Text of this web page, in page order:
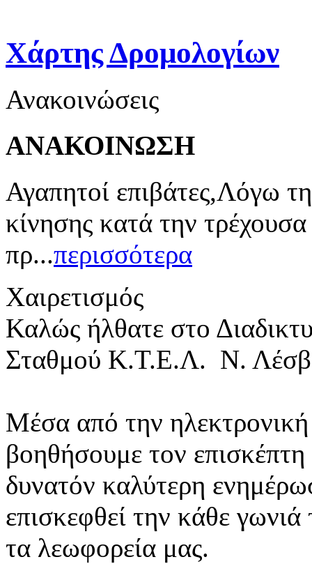
Χάρτης Δρομολογίων
Ανακοινώσεις
ΑΝΑΚΟΙΝΩΣΗ
Αγαπητοί επιβάτες,Λόγω
κίνησης κατά την
πρ...περισσότερα
Χαιρετισμός
Καλώς ήλθατε στο
Σταθμού Κ.Τ.Ε.Λ. Ν.
Μέσα από την ηλεκτρονική
βοηθήσουμε τον
δυνατόν καλύτερη
επισκεφθεί την κάθε
τα λεωφορεία μας.